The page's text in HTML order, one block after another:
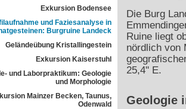
Exkursion Bodensee
und Faziesanalyse in
Burgruine Landeck
Geländeübung Kristallingestein
Exkursion Kaiserstuhl
und Laborpraktikum: Geologie
und Morphologie
Mainzer Becken, Taunus,
Odenwald
Die Burg
Ruine liegt
nördlich von
25,4'' E.
Geologie